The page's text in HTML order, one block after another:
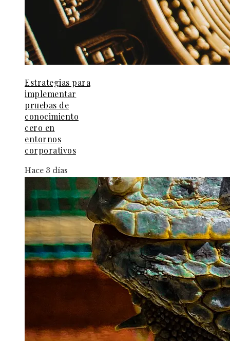
Estrategias para
implementar
pruebas de
conocimiento
cero en
entornos
corporativos
Hace 3 días